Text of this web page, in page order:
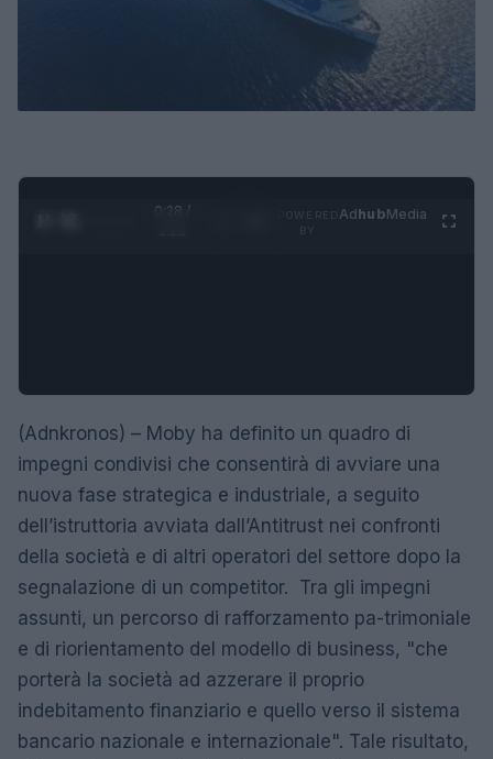
0:28 /
AdhubMedia
(Adnkronos) – Moby ha definito un quadro di
impegni condivisi che consentirà di avviare una
nuova fase strategica e industriale, a seguito
dell’istruttoria avviata dall’Antitrust nei confronti
della società e di altri operatori del settore dopo la
segnalazione di un competitor. Tra gli impegni
assunti, un percorso di rafforzamento pa-trimoniale
e di riorientamento del modello di business, "che
porterà la società ad azzerare il proprio
indebitamento finanziario e quello verso il sistema
bancario nazionale e internazionale". Tale risultato,